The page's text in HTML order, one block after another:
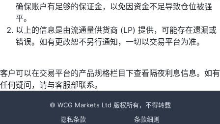
确保账户有足够的保证金，以免因资金不足导致仓位被强
平。
以上的信息是由流通量供货商 (LP) 提供，可能存在遗漏或
错误。如有更改恕不另行通知，一切以交易平台为准。
客户可以在交易平台的产品规格栏目下查看隔夜利息信息。如有
任何疑问，请与客服部联系。
© WCG Markets Ltd 版权所有，不得转载
隐私条款
条款细则